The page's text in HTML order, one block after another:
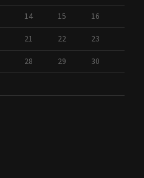
14 15 16
21 22 23
28 29 30